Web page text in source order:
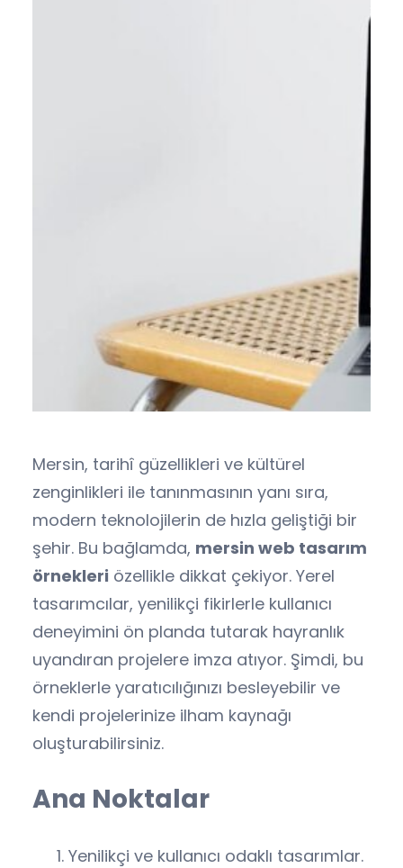
Mersin, tarihî güzellikleri ve kültürel
zenginlikleri ile tanınmasının yanı sıra,
modern teknolojilerin de hızla geliştiği bir
şehir. Bu bağlamda, mersin web tasarım
örnekleri özellikle dikkat çekiyor. Yerel
tasarımcılar, yenilikçi fikirlerle kullanıcı
deneyimini ön planda tutarak hayranlık
uyandıran projelere imza atıyor. Şimdi, bu
örneklerle yaratıcılığınızı besleyebilir ve
kendi projelerinize ilham kaynağı
oluşturabilirsiniz.
Ana Noktalar
Yenilikçi ve kullanıcı odaklı tasarımlar.